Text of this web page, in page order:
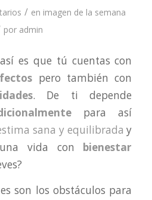
/ en imagen de la semana
por admin
es que tú cuentas con
pero también con
. De ti depende
para así
sana y equilibrada y
vida con bienestar
son los obstáculos para